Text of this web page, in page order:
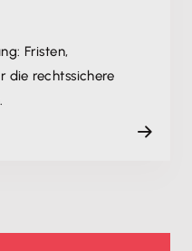
Fristen,
die rechtssichere